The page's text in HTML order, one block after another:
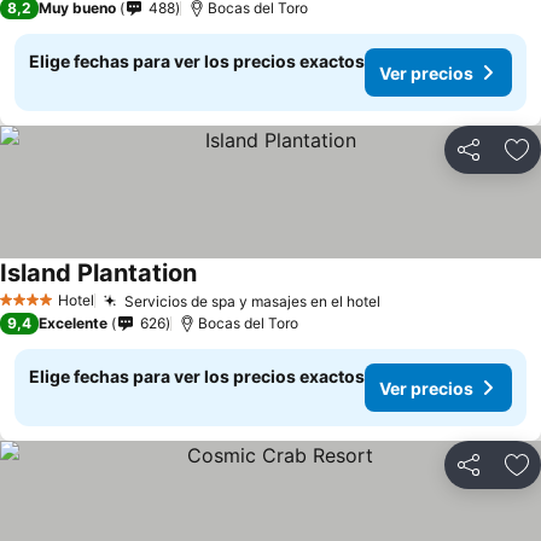
8,2 Muy bueno 488 Bocas del Toro
Elige fechas para ver los precios exactos
Ver precios
Compartir
4 EstrellasHotel Servicios de spa y masajes en el hotel
Island Plantation
9,4 Excelente 626 Bocas del Toro
Elige fechas para ver los precios exactos
Ver precios
Compartir